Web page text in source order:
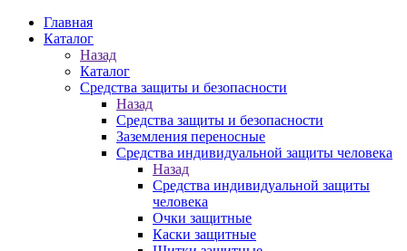
Главная
Каталог
Назад
Каталог
Средства защиты и безопасности
Назад
Средства защиты и безопасности
Заземления переносные
Средства индивидуальной защиты человека
Назад
Средства индивидуальной защиты
человека
Очки защитные
Каски защитные